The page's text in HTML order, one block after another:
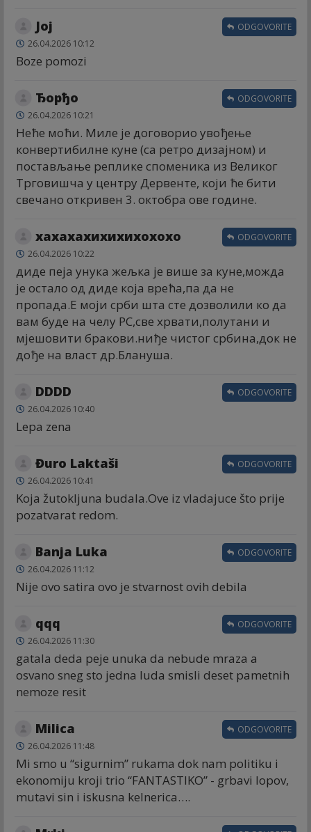
Joj
26.04.2026 10:12
Boze pomozi
ODGOVORITE
Ђорђо
26.04.2026 10:21
Неће моћи. Миле је договорио увођење
конвертибилне куне (са ретро дизајном) и
постављање реплике споменика из Великог
Трговишча у центру Дервенте, који ће бити
свечано откривен 3. октобра ове године.
ODGOVORITE
хахахахихихихохохо
26.04.2026 10:22
диде пеја унука жељка је више за куне,можда
је остало од диде која врећа,па да не
пропада.Е моји срби шта сте дозволили ко да
вам буде на челу РС,све хрвати,полутани и
мјешовити бракови.ниђе чистог србина,док не
дође на власт др.Блануша.
ODGOVORITE
DDDD
26.04.2026 10:40
Lepa zena
ODGOVORITE
Đuro Laktaši
26.04.2026 10:41
Koja žutokljuna budala.Ove iz vladajuce što prije
pozatvarat redom.
ODGOVORITE
Banja Luka
26.04.2026 11:12
Nije ovo satira ovo je stvarnost ovih debila
ODGOVORITE
qqq
26.04.2026 11:30
gatala deda peje unuka da nebude mraza a
osvano sneg sto jedna luda smisli deset pametnih
nemoze resit
ODGOVORITE
Milica
26.04.2026 11:48
Mi smo u “sigurnim” rukama dok nam politiku i
ekonomiju kroji trio “FANTASTIKO” - grbavi lopov,
mutavi sin i iskusna kelnerica….
ODGOVORITE